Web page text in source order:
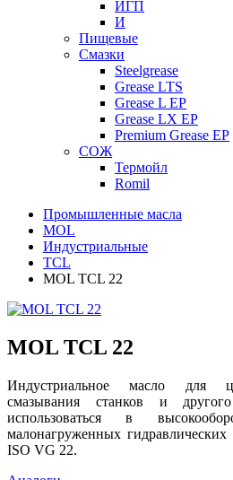
ИГП
И
Пищевые
Смазки
Steelgrease
Grease LTS
Grease L EP
Grease LX EP
Premium Grease EP
СОЖ
Термойл
Romil
Промышленные масла
MOL
Индустриальные
TCL
MOL TCL 22
MOL TCL 22
Индустриальное масло для
смазывания станков и
использоваться в
малонагруженных гидравлических
ISO VG 22.